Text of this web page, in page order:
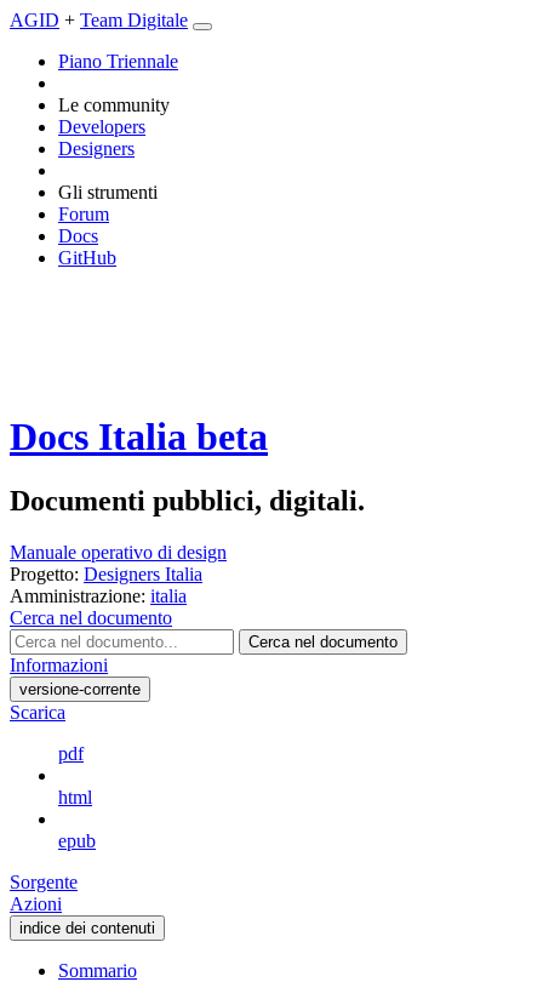
AGID + Team Digitale
Piano Triennale
Le community
Developers
Designers
Gli strumenti
Forum
Docs
GitHub
Docs Italia beta
Documenti pubblici, digitali.
Manuale operativo di design
Progetto: Designers Italia
Amministrazione: italia
Cerca nel documento
Cerca nel documento
Informazioni
versione-corrente
Scarica
pdf
html
epub
Sorgente
Azioni
indice dei contenuti
Sommario